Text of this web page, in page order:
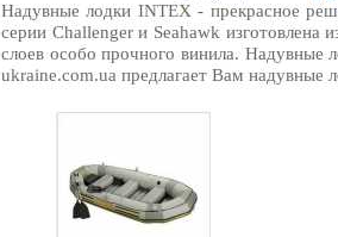
Надувные лодки INTEX - прекрасное
серии Challenger и Seahawk изготовлена
слоев особо прочного винила. Надувные
ukraine.com.ua предлагает Вам надувные